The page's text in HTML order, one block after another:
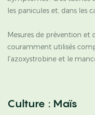
les panicules et, dans les
Mesures de prévention et
couramment utilisés
l'azoxystrobine et le
Culture : Maïs